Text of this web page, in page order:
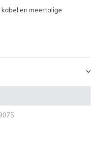
kabel en meertalige